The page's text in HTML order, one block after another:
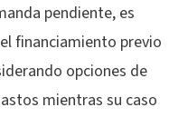
pendiente, es
financiamiento previo
opciones de
mientras su caso